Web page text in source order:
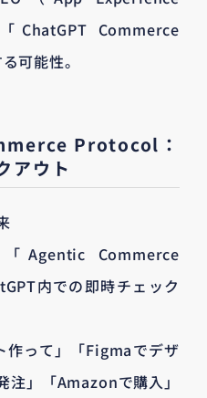
Commerce
可能性。
Protocol：
アウト
Agentic Commerce
内での即時チェック
作って」「Figmaでデザ
」「Amazonで購入」